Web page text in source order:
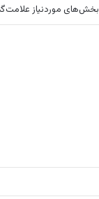
بخش‌های موردنیاز